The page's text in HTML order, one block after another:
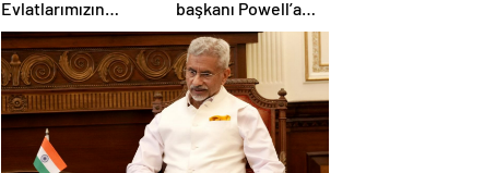
Evlatlarımızın
haklarını
savunacağım
başkanı Powell’a
hakaret etti: Aptal